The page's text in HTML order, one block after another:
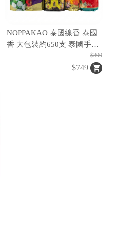
NOPPAKAO 泰國線香 泰國
香 大包裝約650支 泰國手工
$800
$749